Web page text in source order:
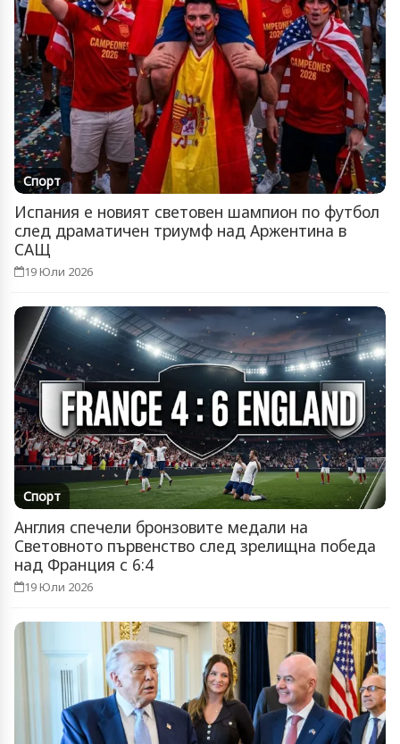
Спорт
Испания е новият световен шампион по футбол
след драматичен триумф над Аржентина в
САЩ
19 Юли 2026
Спорт
Англия спечели бронзовите медали на
Световното първенство след зрелищна победа
над Франция с 6:4
19 Юли 2026